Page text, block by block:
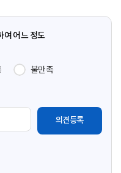
여 어느 정도
불만족